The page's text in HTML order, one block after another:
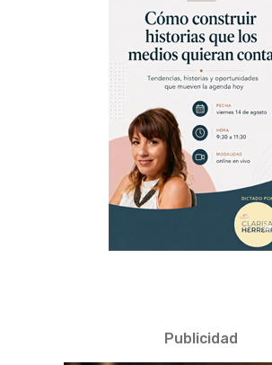
Publicidad